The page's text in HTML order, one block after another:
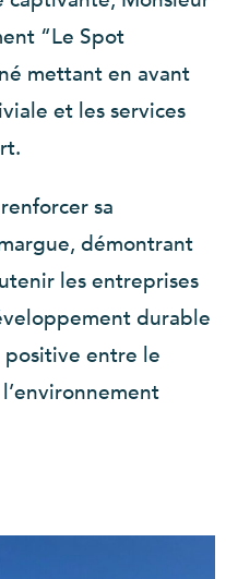
“Le Spot
mettant en avant
et les services
sa
démontrant
les entreprises
durable
entre le